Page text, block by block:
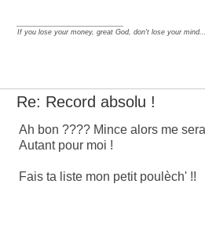
If you lose your money, great God, don't lose your
Re: Record absolu !
Ah bon ???? Mince alors me
Autant pour moi !
Fais ta liste mon petit poulèch' !!